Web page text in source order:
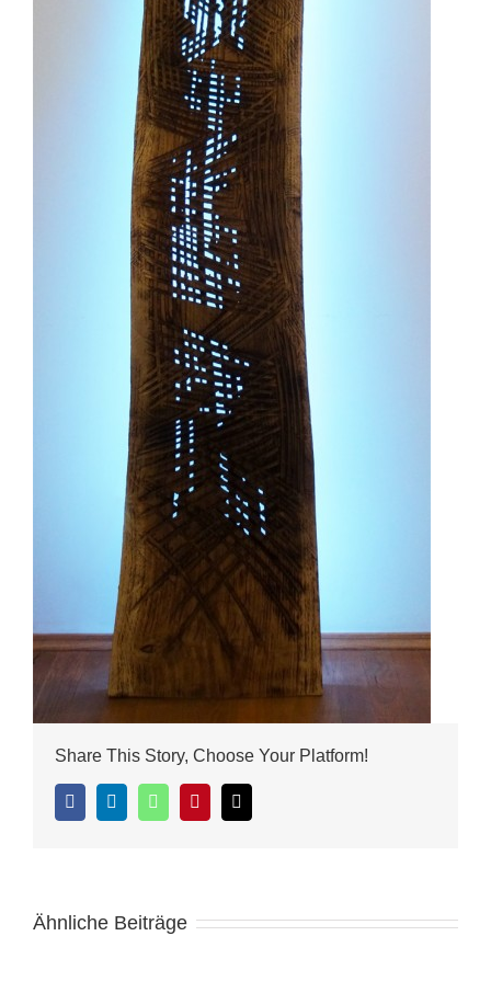
Share This Story, Choose Your Platform!
FacebookLinkedInWhatsAppPinterest
Mail
Ähnliche Beiträge